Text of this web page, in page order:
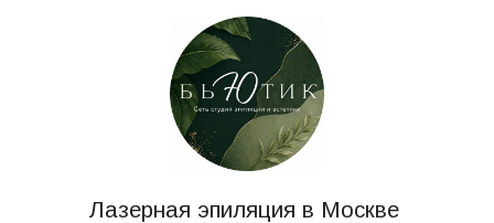
Лазерная эпиляция в Москве